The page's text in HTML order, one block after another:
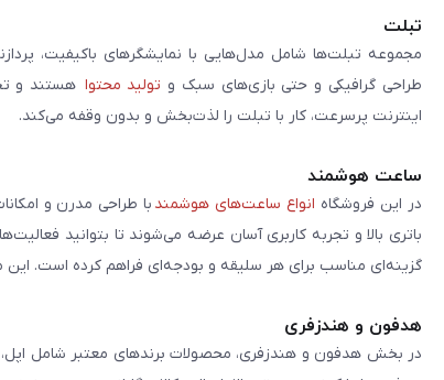
تبلت
مجموعه تبلت‌ها شامل مدل‌هایی با نمایشگرهای باکیفیت،
طراحی گرافیکی و حتی بازی‌های سبک و تولید محتوا هستند و
اینترنت پرسرعت، کار با تبلت را لذت‌بخش و بدون وقفه می‌کند.
ساعت هوشمند
در این فروشگاه انواع ساعت‌های هوشمند با طراحی مدرن و
باتری بالا و تجربه کاربری آسان عرضه می‌شوند تا بتوانید
گزینه‌ای مناسب برای هر سلیقه و بودجه‌ای فراهم کرده است. این
هدفون و هندزفری
در بخش هدفون و هندزفری، محصولات برندهای معتبر شامل اپل،